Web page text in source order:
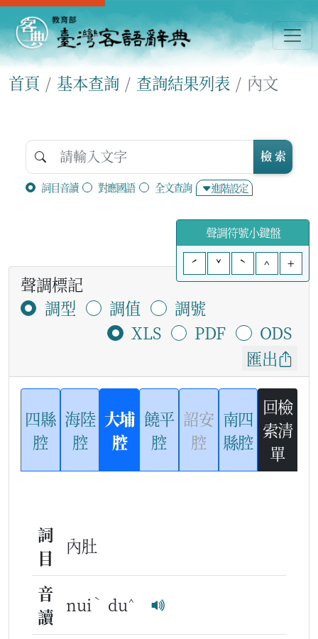
首頁 基本查詢 查詢結果列表 內文
詞目音讀 對應國語 全文查詢 進階設定
檢 索
聲調符號小鍵盤
ˊ
ˇ ˋ ^ +
聲調標記
調型
調值
調號
XLS
PDF
ODS
匯出
四縣
腔
海陸
腔
大埔
腔
饒平
腔
詔安
腔
南四
縣腔
回檢
索清
單
詞
目
內肚
音
讀
nui ˋ du^